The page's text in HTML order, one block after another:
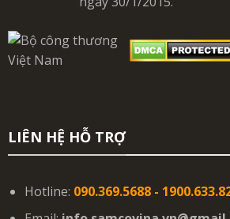
LIÊN HỆ HỖ TRỢ
Hotline: 090.369.5688 -